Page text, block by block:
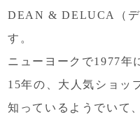
DEAN & DELUCA（デ
す。
ニューヨークで1977年
15年の、大人気ショッ
知っているようでいて、